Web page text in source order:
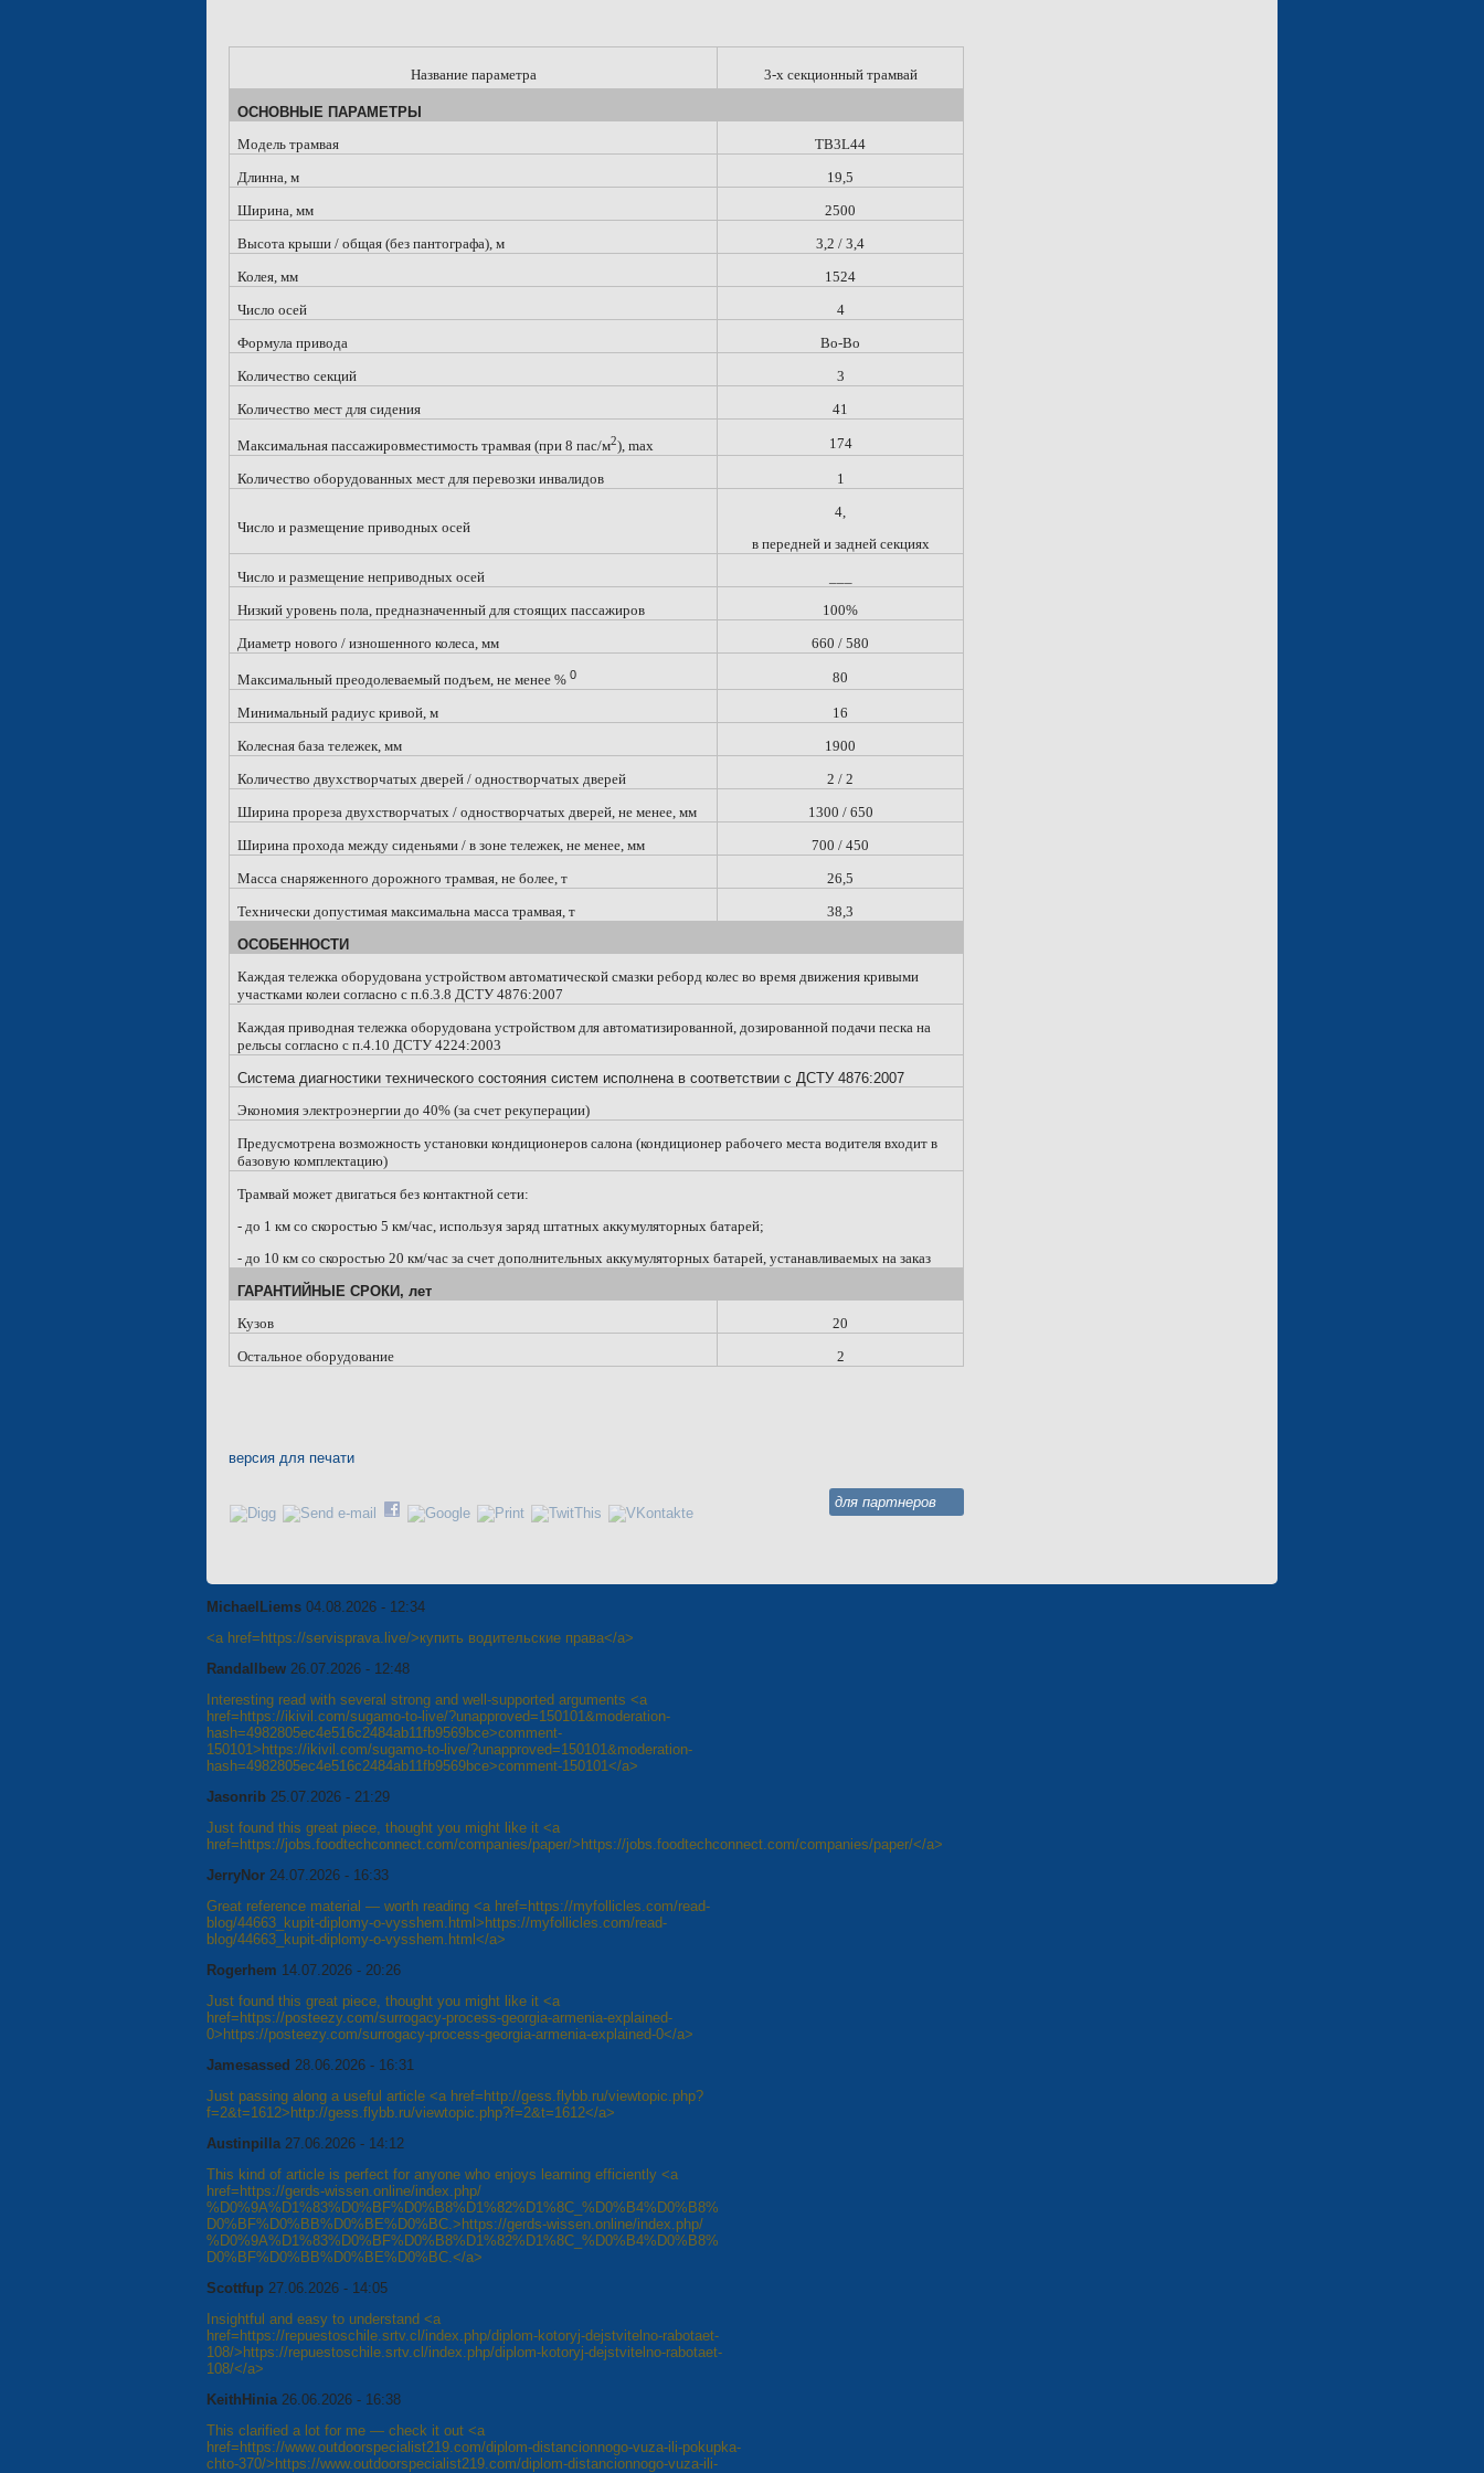
Название параметра 3-х секционный трамвай
ОСНОВНЫЕ ПАРАМЕТРЫ
Модель трамвая
TB3L44
Длинна, м
19,5
Ширина, мм
2500
Высота крыши / общая (без пантографа), м
3,2 / 3,4
Колея, мм
1524
Число осей
4
Формула привода
Bo-Bo
Количество секций
3
Количество мест для сидения
41
Максимальная пассажировместимость трамвая (при 8 пас/м2), max 174
Количество оборудованных мест для перевозки инвалидов 1
Число и размещение приводных осей
4,
в передней и задней секциях
Число и размещение неприводных осей
Низкий уровень пола, предназначенный для стоящих пассажиров
100%
Диаметр нового / изношенного колеса, мм
660 / 580
Максимальный преодолеваемый подъем, не менее %0 80
Минимальный радиус кривой, м
16
Колесная база тележек, мм
1900
Количество двухстворчатых дверей / одностворчатых дверей
2 / 2
Ширина прореза двухстворчатых / одностворчатых дверей, не менее, мм
1300 / 650
Ширина прохода между сиденьями / в зоне тележек, не менее, мм
700 / 450
Масса снаряженного дорожного трамвая, не более, т
26,5
Технически допустимая максимальна масса трамвая, т
38,3
ОСОБЕННОСТИ
Каждая тележка оборудована устройством автоматической смазки реборд колес во время движения кривыми
участками колеи согласно с п.6.3.8 ДСТУ 4876:2007
Каждая приводная тележка оборудована устройством для автоматизированной, дозированной подачи песка на
рельсы согласно с п.4.10 ДСТУ 4224:2003
Система диагностики технического состояния систем исполнена в соответствии с ДСТУ 4876:2007
Экономия электроэнергии до 40% (за счет рекуперации)
Предусмотрена возможность установки кондиционеров салона (кондиционер рабочего места водителя входит в
базовую комплектацию)
Трамвай может двигаться без контактной сети:
- до 1 км со скоростью 5 км/час, используя заряд штатных аккумуляторных батарей;
- до 10 км со скоростью 20 км/час за счет дополнительных аккумуляторных батарей, устанавливаемых на заказ
ГАРАНТИЙНЫЕ СРОКИ, лет
Кузов
20
Остальное оборудование
2
версия для печати
для партнеров
MichaelLiems 04.08.2026 - 12:34
<a href=https://servisprava.live/>купить водительские права</a>
Randallbew 26.07.2026 - 12:48
Interesting read with several strong and well-supported arguments <a
href=https://ikivil.com/sugamo-to-live/?unapproved=150101&moderation-
hash=4982805ec4e516c2484ab11fb9569bce>comment-
150101>https://ikivil.com/sugamo-to-live/?unapproved=150101&moderation-
hash=4982805ec4e516c2484ab11fb9569bce>comment-150101</a>
Jasonrib 25.07.2026 - 21:29
Just found this great piece, thought you might like it <a
href=https://jobs.foodtechconnect.com/companies/paper/>https://jobs.foodtechconnect.com/companies/paper/</a>
JerryNor 24.07.2026 - 16:33
Great reference material — worth reading <a href=https://myfollicles.com/read-
blog/44663_kupit-diplomy-o-vysshem.html>https://myfollicles.com/read-
blog/44663_kupit-diplomy-o-vysshem.html</a>
Rogerhem 14.07.2026 - 20:26
Just found this great piece, thought you might like it <a
href=https://posteezy.com/surrogacy-process-georgia-armenia-explained-
0>https://posteezy.com/surrogacy-process-georgia-armenia-explained-0</a>
Jamesassed 28.06.2026 - 16:31
Just passing along a useful article <a href=http://gess.flybb.ru/viewtopic.php?
f=2&t=1612>http://gess.flybb.ru/viewtopic.php?f=2&t=1612</a>
Austinpilla 27.06.2026 - 14:12
This kind of article is perfect for anyone who enjoys learning efficiently <a
href=https://gerds-wissen.online/index.php/
%D0%9A%D1%83%D0%BF%D0%B8%D1%82%D1%8C_%D0%B4%D0%B8%
D0%BF%D0%BB%D0%BE%D0%BC.>https://gerds-wissen.online/index.php/
%D0%9A%D1%83%D0%BF%D0%B8%D1%82%D1%8C_%D0%B4%D0%B8%
D0%BF%D0%BB%D0%BE%D0%BC.</a>
Scottfup 27.06.2026 - 14:05
Insightful and easy to understand <a
href=https://repuestoschile.srtv.cl/index.php/diplom-kotoryj-dejstvitelno-rabotaet-
108/>https://repuestoschile.srtv.cl/index.php/diplom-kotoryj-dejstvitelno-rabotaet-
108/</a>
KeithHinia 26.06.2026 - 16:38
This clarified a lot for me — check it out <a
href=https://www.outdoorspecialist219.com/diplom-distancionnogo-vuza-ili-pokupka-
chto-370/>https://www.outdoorspecialist219.com/diplom-distancionnogo-vuza-ili-